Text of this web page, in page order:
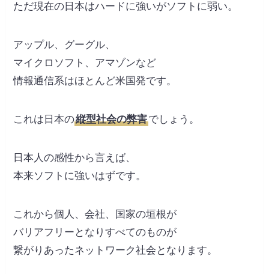
ただ現在の日本はハードに強いがソフトに弱い。
アップル、グーグル、
マイクロソフト、アマゾンなど
情報通信系はほとんど米国発です。
これは日本の縦型社会の弊害でしょう。
日本人の感性から言えば、
本来ソフトに強いはずです。
これから個人、会社、国家の垣根が
バリアフリーとなりすべてのものが
繋がりあったネットワーク社会となります。